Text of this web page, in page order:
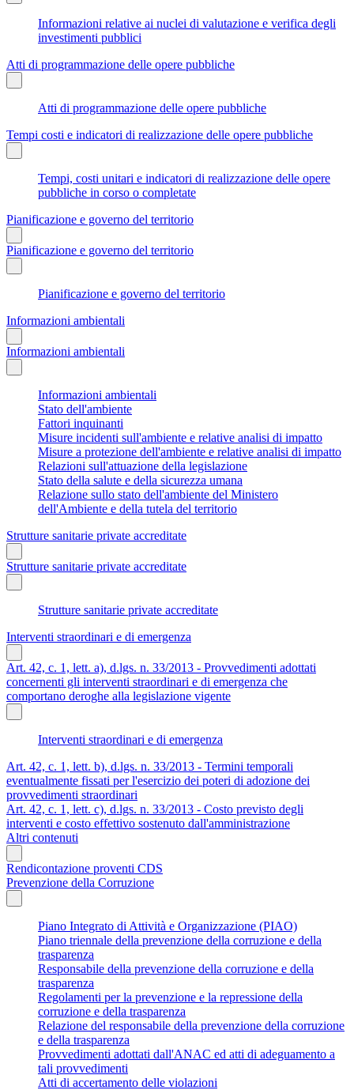
Informazioni relative ai nuclei di valutazione e verifica degli
investimenti pubblici
Atti di programmazione delle opere pubbliche
Atti di programmazione delle opere pubbliche
Tempi costi e indicatori di realizzazione delle opere pubbliche
Tempi, costi unitari e indicatori di realizzazione delle opere
pubbliche in corso o completate
Pianificazione e governo del territorio
Pianificazione e governo del territorio
Pianificazione e governo del territorio
Informazioni ambientali
Informazioni ambientali
Informazioni ambientali
Stato dell'ambiente
Fattori inquinanti
Misure incidenti sull'ambiente e relative analisi di impatto
Misure a protezione dell'ambiente e relative analisi di impatto
Relazioni sull'attuazione della legislazione
Stato della salute e della sicurezza umana
Relazione sullo stato dell'ambiente del Ministero
dell'Ambiente e della tutela del territorio
Strutture sanitarie private accreditate
Strutture sanitarie private accreditate
Strutture sanitarie private accreditate
Interventi straordinari e di emergenza
Art. 42, c. 1, lett. a), d.lgs. n. 33/2013 - Provvedimenti adottati
concernenti gli interventi straordinari e di emergenza che
comportano deroghe alla legislazione vigente
Interventi straordinari e di emergenza
Art. 42, c. 1, lett. b), d.lgs. n. 33/2013 - Termini temporali
eventualmente fissati per l'esercizio dei poteri di adozione dei
provvedimenti straordinari
Art. 42, c. 1, lett. c), d.lgs. n. 33/2013 - Costo previsto degli
interventi e costo effettivo sostenuto dall'amministrazione
Altri contenuti
Rendicontazione proventi CDS
Prevenzione della Corruzione
Piano Integrato di Attività e Organizzazione (PIAO)
Piano triennale della prevenzione della corruzione e della
trasparenza
Responsabile della prevenzione della corruzione e della
trasparenza
Regolamenti per la prevenzione e la repressione della
corruzione e della trasparenza
Relazione del responsabile della prevenzione della corruzione
e della trasparenza
Provvedimenti adottati dall'ANAC ed atti di adeguamento a
tali provvedimenti
Atti di accertamento delle violazioni